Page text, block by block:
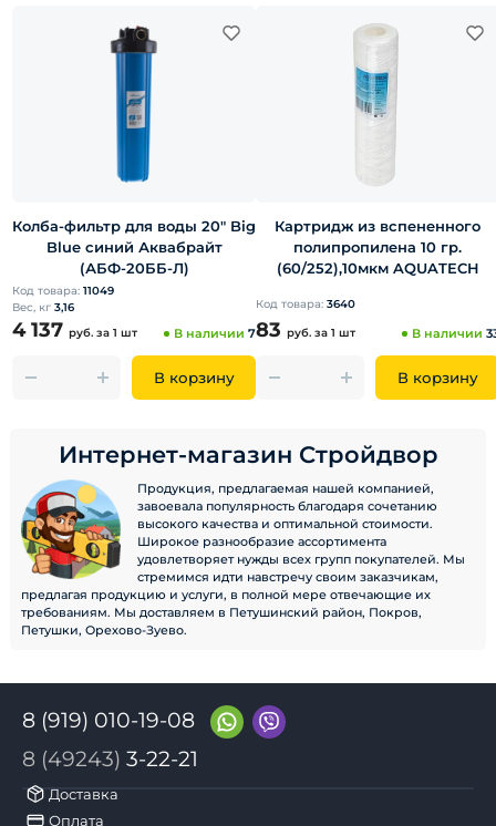
Колба-фильтр для воды 20" Big
Blue синий Аквабрайт
(АБФ-20ББ-Л)
Код товара: 11049
Вес, кг 3,16
4 137 руб. за 1 шт В наличии 7
В корзину
Картридж из вспененного
полипропилена 10 гр.
(60/252),10мкм AQUATECH
Код товара: 3640
83 руб. за 1 шт В наличии
В корзину
Интернет-магазин Стройдвор
Продукция, предлагаемая нашей компанией,
завоевала популярность благодаря сочетанию
высокого качества и оптимальной стоимости.
Широкое разнообразие ассортимента
удовлетворяет нужды всех групп покупателей. Мы
стремимся идти навстречу своим заказчикам,
предлагая продукцию и услуги, в полной мере отвечающие их
требованиям. Мы доставляем в Петушинский район, Покров,
Петушки, Орехово-Зуево.
8 (919) 010-19-08
8 (49243) 3-22-21
Доставка
Оплата